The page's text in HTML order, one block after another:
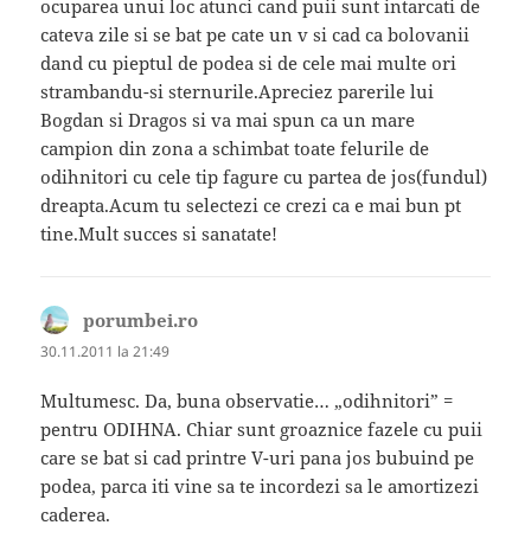
ocuparea unui loc atunci cand puii sunt intarcati de
cateva zile si se bat pe cate un v si cad ca bolovanii
dand cu pieptul de podea si de cele mai multe ori
strambandu-si sternurile.Apreciez parerile lui
Bogdan si Dragos si va mai spun ca un mare
campion din zona a schimbat toate felurile de
odihnitori cu cele tip fagure cu partea de jos(fundul)
dreapta.Acum tu selectezi ce crezi ca e mai bun pt
tine.Mult succes si sanatate!
porumbei.ro
30.11.2011 la 21:49
Multumesc. Da, buna observatie… „odihnitori” =
pentru ODIHNA. Chiar sunt groaznice fazele cu puii
care se bat si cad printre V-uri pana jos bubuind pe
podea, parca iti vine sa te incordezi sa le amortizezi
caderea.